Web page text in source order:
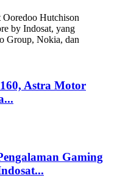
Hutchison
by Indosat, yang
Group, Nokia, dan
Astra Motor
Gaming